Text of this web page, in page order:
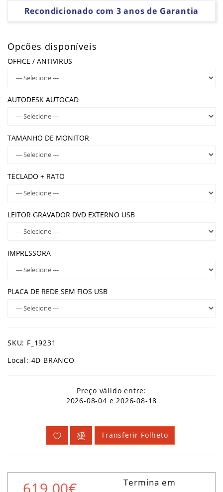
Recondicionado com 3 anos de Garantia
Opcões disponíveis
OFFICE / ANTIVIRUS
AUTODESK AUTOCAD
TAMANHO DE MONITOR
TECLADO + RATO
LEITOR GRAVADOR DVD EXTERNO USB
IMPRESSORA
PLACA DE REDE SEM FIOS USB
SKU: F_19231
Local: 4D BRANCO
Preço válido entre:
2026-08-04 e 2026-08-18
Transferir Folheto
619,00€ Termina em